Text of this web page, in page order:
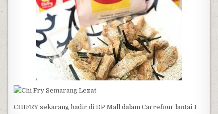
CHIFRY sekarang hadir di DP Mall dalam Carrefour lantai 1